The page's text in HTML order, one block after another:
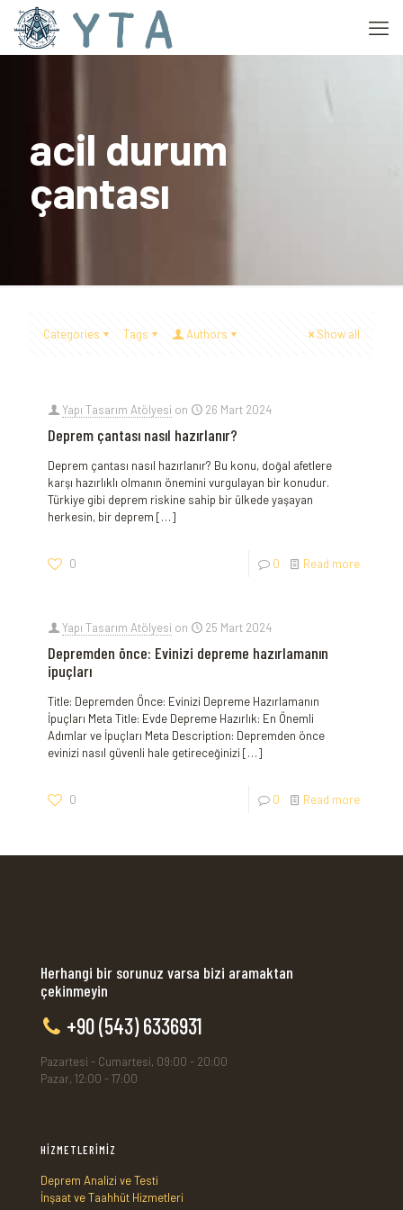
acil durum
çantası
Categories Tags Authors Show all
Yapı Tasarım Atölyesi on 26 Mart 2024
Deprem çantası nasıl hazırlanır?
Deprem çantası nasıl hazırlanır? Bu konu, doğal afetlere
karşı hazırlıklı olmanın önemini vurgulayan bir konudur.
Türkiye gibi deprem riskine sahip bir ülkede yaşayan
herkesin, bir deprem […]
0 0 Read more
Yapı Tasarım Atölyesi on 25 Mart 2024
Depremden önce: Evinizi depreme hazırlamanın
ipuçları
Title: Depremden Önce: Evinizi Depreme Hazırlamanın
İpuçları Meta Title: Evde Depreme Hazırlık: En Önemli
Adımlar ve İpuçları Meta Description: Depremden önce
evinizi nasıl güvenli hale getireceğinizi […]
0 0 Read more
Herhangi bir sorunuz varsa bizi aramaktan
çekinmeyin
+90 (543) 6336931
Pazartesi - Cumartesi, 09:00 - 20:00
Pazar, 12:00 - 17:00
HİZMETLERİMİZ
Deprem Analizi ve Testi
İnşaat ve Taahhüt Hizmetleri